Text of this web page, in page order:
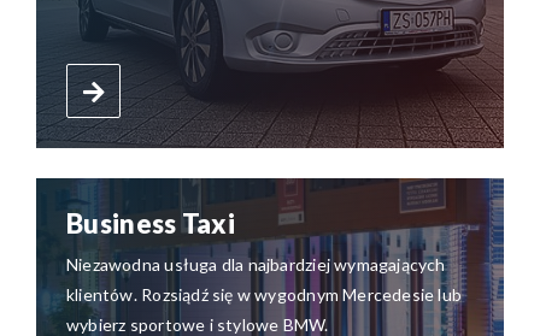
Business Taxi
Niezawodna usługa dla najbardziej wymagających
klientów. Rozsiądź się w wygodnym Mercedesie lub
wybierz sportowe i stylowe BMW.